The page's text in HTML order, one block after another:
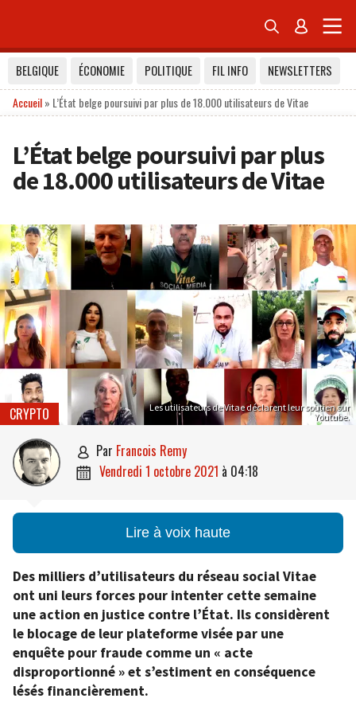
 
BELGIQUE ÉCONOMIE POLITIQUE FIL INFO
NEWSLETTERS
Accueil» L’État belge poursuivi par plus de 18.000 utilisateurs de Vitae
L’État belge poursuivi par plus
de 18.000 utilisateurs de Vitae
Les utilisateurs de Vitae déclarent leur soutien sur
Youtube.
CRYPTO
 par Francois Remy
 vendredi 1 octobre 2021 à 04:18
Lire à voix haute
Des milliers d’utilisateurs du réseau social Vitae
ont uni leurs forces pour intenter cette semaine
une action en justice contre l’État. Ils considèrent
le blocage de leur plateforme visée par une
enquête pour fraude comme un « acte
disproportionné » et s’estiment en conséquence
lésés financièrement.